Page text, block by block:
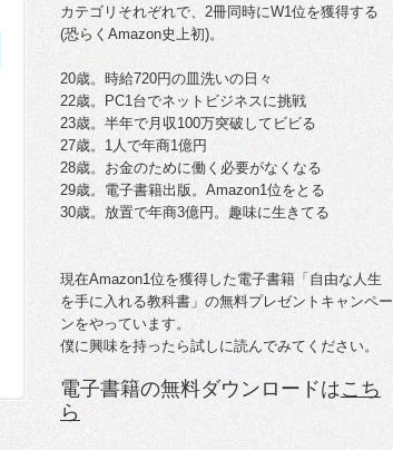
カテゴリそれぞれで、2冊同時にW1位を獲得する
(恐らくAmazon史上初)。
20歳。時給720円の皿洗いの日々
22歳。PC1台でネットビジネスに挑戦
23歳。半年で月収100万突破してビビる
27歳。1人で年商1億円
28歳。お金のために働く必要がなくなる
29歳。電子書籍出版。Amazon1位をとる
30歳。放置で年商3億円。趣味に生きてる
現在Amazon1位を獲得した電子書籍「自由な人生
を手に入れる教科書」の無料プレゼントキャンペー
ンをやっています。
僕に興味を持ったら試しに読んでみてください。
電子書籍の無料ダウンロードはこち
ら